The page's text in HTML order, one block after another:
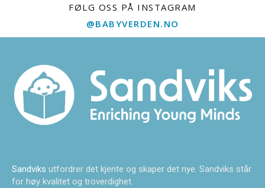
FØLG OSS PÅ INSTAGRAM
@BABYVERDEN.NO
Sandviks utfordrer det kjente og skaper det nye. Sandviks står
for høy kvalitet og troverdighet.